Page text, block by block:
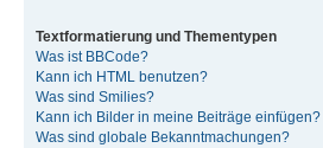
Textformatierung und Thementypen
Was ist BBCode?
Kann ich HTML benutzen?
Was sind Smilies?
Kann ich Bilder in meine Beiträge einfügen?
Was sind globale Bekanntmachungen?